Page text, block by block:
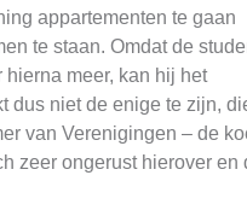
appartementen te gaan
te staan. Omdat de
meer, kan hij het
dus niet de enige te zijn,
van Verenigingen – de
zeer ongerust hierover en